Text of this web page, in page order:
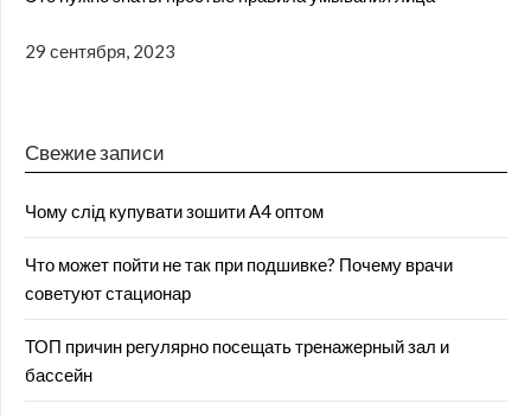
29 сентября, 2023
Свежие записи
Чому слід купувати зошити А4 оптом
Что может пойти не так при подшивке? Почему врачи
советуют стационар
ТОП причин регулярно посещать тренажерный зал и
бассейн